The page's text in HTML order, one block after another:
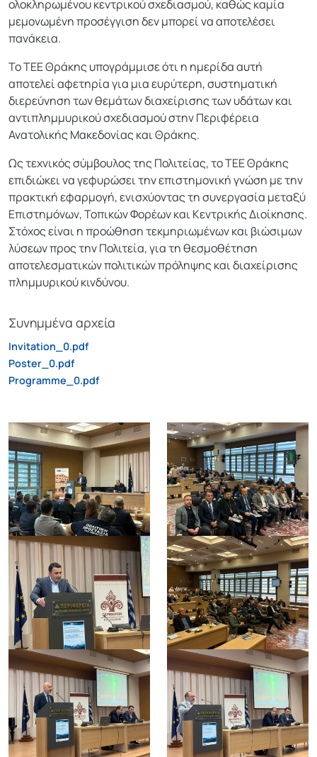
ολοκληρωμένου κεντρικού σχεδιασμού, καθώς καμία
μεμονωμένη προσέγγιση δεν μπορεί να αποτελέσει
πανάκεια.
Το ΤΕΕ Θράκης υπογράμμισε ότι η ημερίδα αυτή
αποτελεί αφετηρία για μια ευρύτερη, συστηματική
διερεύνηση των θεμάτων διαχείρισης των υδάτων και
αντιπλημμυρικού σχεδιασμού στην Περιφέρεια
Ανατολικής Μακεδονίας και Θράκης.
Ως τεχνικός σύμβουλος της Πολιτείας, το ΤΕΕ Θράκης
επιδιώκει να γεφυρώσει την επιστημονική γνώση με την
πρακτική εφαρμογή, ενισχύοντας τη συνεργασία μεταξύ
Επιστημόνων, Τοπικών Φορέων και Κεντρικής Διοίκησης.
Στόχος είναι η προώθηση τεκμηριωμένων και βιώσιμων
λύσεων προς την Πολιτεία, για τη θεσμοθέτηση
αποτελεσματικών πολιτικών πρόληψης και διαχείρισης
πλημμυρικού κινδύνου.
Συνημμένα αρχεία
Invitation_0.pdf
Poster_0.pdf
Programme_0.pdf